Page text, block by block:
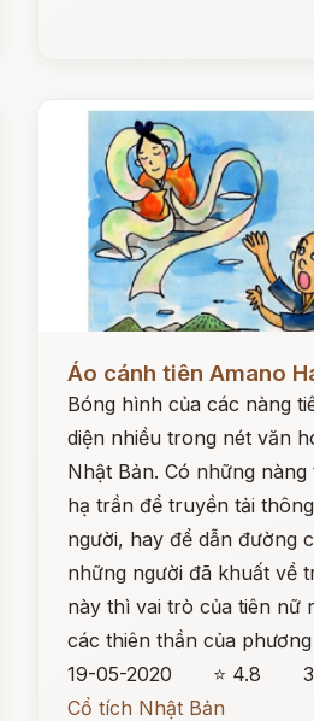
Đọc ngay
Áo cánh tiên Amano
Bóng hình của các nàng
diện nhiều trong nét văn
Nhật Bản. Có những nàng
hạ trần để truyền tải
người, hay để dẫn đường
những người đã khuất về
này thì vai trò của tiên nữ
các thiên thần của phương
19-05-2020
⭐ 4.8
Cổ tích Nhật Bản